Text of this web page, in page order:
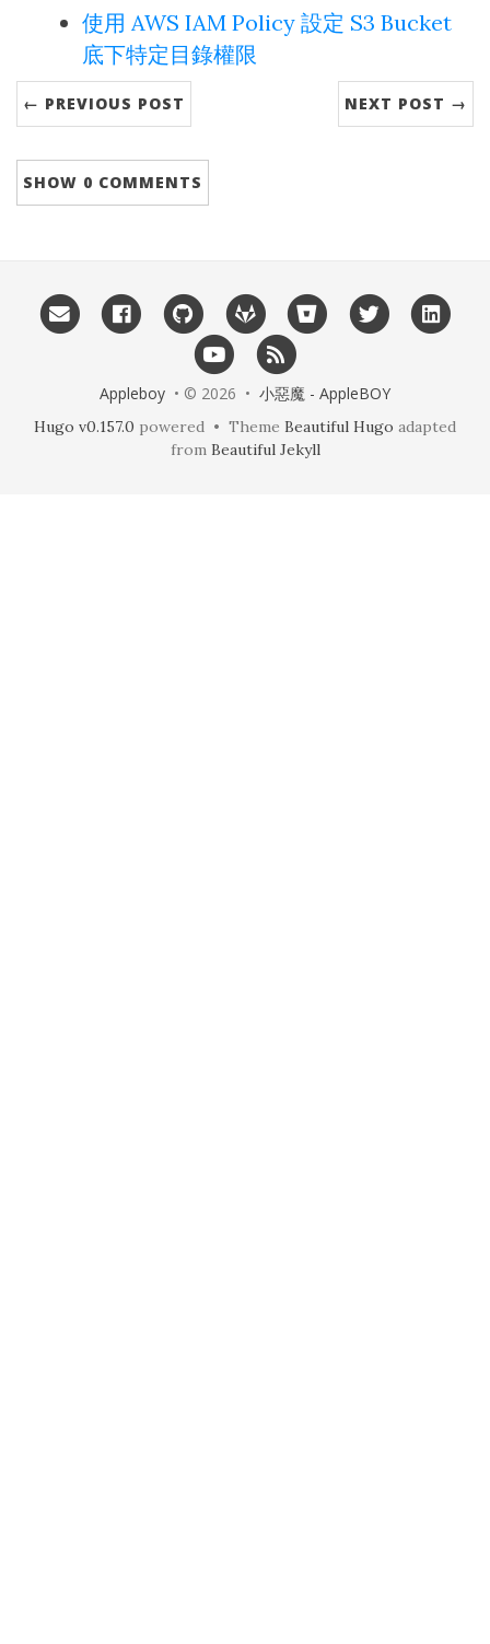
使用 AWS IAM Policy 設定 S3 Bucket
底下特定目錄權限
← PREVIOUS POST NEXT POST →
SHOW 0 COMMENTS
Appleboy • © 2026 • 小惡魔 - AppleBOY
Hugo v0.157.0 powered • Theme Beautiful Hugo adapted
from Beautiful Jekyll